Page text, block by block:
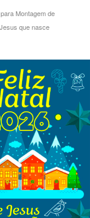
Montagem de
que nasce